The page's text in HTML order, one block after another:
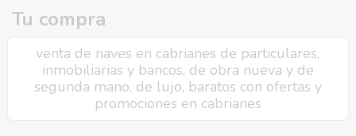
Tu compra
venta de naves en cabrianes de particulares,
inmobiliarias y bancos, de obra nueva y de
segunda mano, de lujo, baratos con ofertas y
promociones en cabrianes